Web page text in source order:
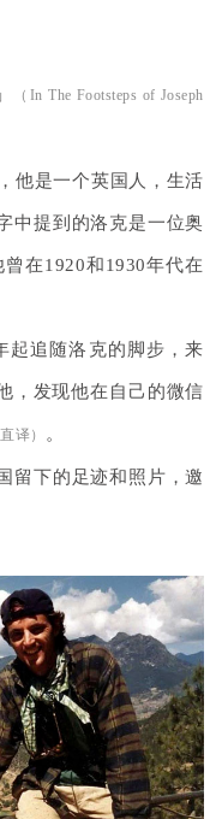
（In The Footsteps of Joseph
他是一个英国人，生活
中提到的洛克是一位奥
曾在1920和1930年代在
起追随洛克的脚步，来
，发现他在自己的微信
译） 。
留下的足迹和照片，邀